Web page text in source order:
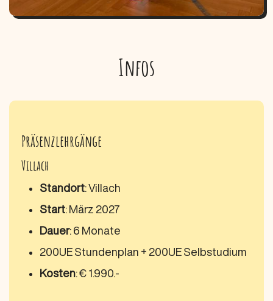
Infos
Präsenzlehrgänge
Villach
Standort: Villach
Start: März 2027
Dauer: 6 Monate
200UE Stundenplan + 200UE Selbstudium
Kosten: € 1.990.-